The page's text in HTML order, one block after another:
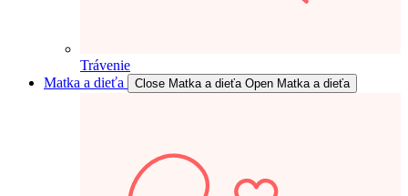
Trávenie
Matka a dieťa
Close Matka a dieťa Open Matka a dieťa